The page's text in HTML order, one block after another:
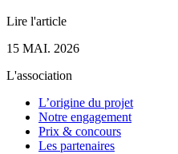
Lire l'article
15 MAI. 2026
L'association
L’origine du projet
Notre engagement
Prix & concours
Les partenaires